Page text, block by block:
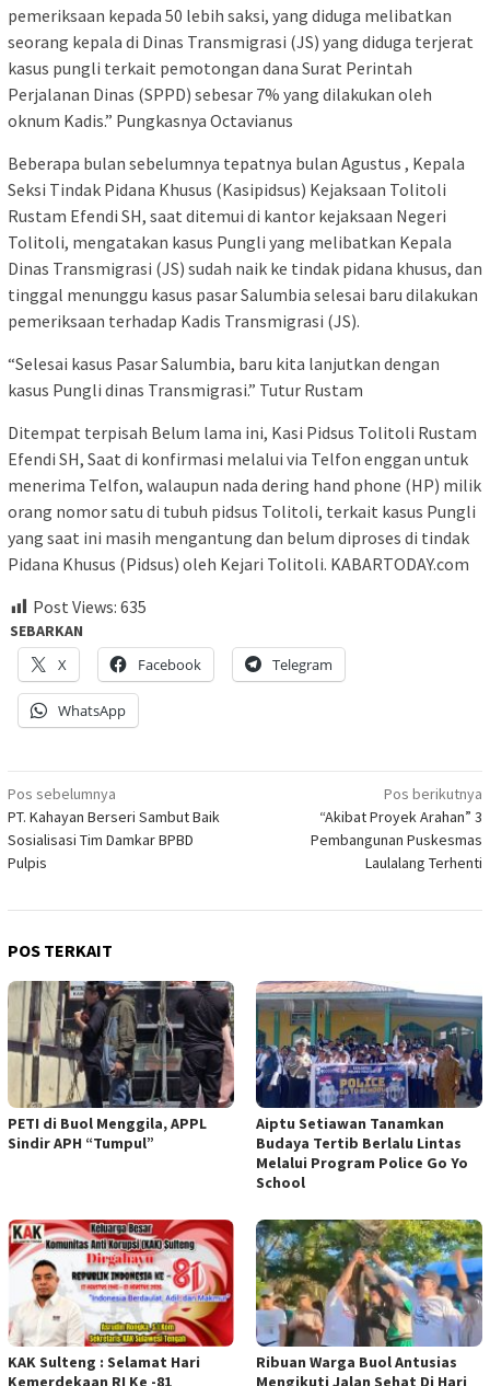
pemeriksaan kepada 50 lebih saksi, yang diduga melibatkan
seorang kepala di Dinas Transmigrasi (JS) yang diduga terjerat
kasus pungli terkait pemotongan dana Surat Perintah
Perjalanan Dinas (SPPD) sebesar 7% yang dilakukan oleh
oknum Kadis.” Pungkasnya Octavianus
Beberapa bulan sebelumnya tepatnya bulan Agustus , Kepala
Seksi Tindak Pidana Khusus (Kasipidsus) Kejaksaan Tolitoli
Rustam Efendi SH, saat ditemui di kantor kejaksaan Negeri
Tolitoli, mengatakan kasus Pungli yang melibatkan Kepala
Dinas Transmigrasi (JS) sudah naik ke tindak pidana khusus, dan
tinggal menunggu kasus pasar Salumbia selesai baru dilakukan
pemeriksaan terhadap Kadis Transmigrasi (JS).
“Selesai kasus Pasar Salumbia, baru kita lanjutkan dengan
kasus Pungli dinas Transmigrasi.” Tutur Rustam
Ditempat terpisah Belum lama ini, Kasi Pidsus Tolitoli Rustam
Efendi SH, Saat di konfirmasi melalui via Telfon enggan untuk
menerima Telfon, walaupun nada dering hand phone (HP) milik
orang nomor satu di tubuh pidsus Tolitoli, terkait kasus Pungli
yang saat ini masih mengantung dan belum diproses di tindak
Pidana Khusus (Pidsus) oleh Kejari Tolitoli. KABARTODAY.com
Post Views: 635
SEBARKAN
X
Facebook Telegram
WhatsApp
Navigasi
pos
Pos sebelumnya
PT. Kahayan Berseri Sambut Baik
Sosialisasi Tim Damkar BPBD
Pulpis
Pos berikutnya
“Akibat Proyek Arahan” 3
Pembangunan Puskesmas
Laulalang Terhenti
POS TERKAIT
PETI di Buol Menggila, APPL
Sindir APH “Tumpul”
Aiptu Setiawan Tanamkan
Budaya Tertib Berlalu Lintas
Melalui Program Police Go Yo
School
KAK Sulteng : Selamat Hari
Kemerdekaan RI Ke -81
Ribuan Warga Buol Antusias
Mengikuti Jalan Sehat Di Hari